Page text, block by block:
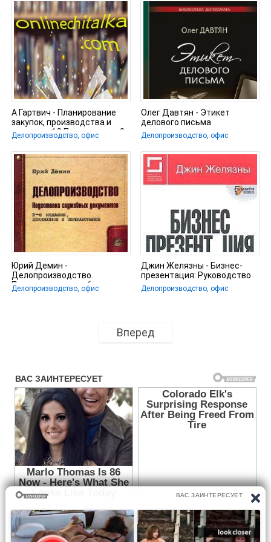
А Гартвич - Планирование
закупок, производства и
продаж в 1С:Предприятие 8
Делопроизводство, офис
Олег Давтян - Этикет
делового письма
Делопроизводство, офис
Юрий Демин -
Делопроизводство.
Подготовка служебных
документов
Делопроизводство, офис
Джин Желязны - Бизнес-
презентация: Руководство
по подготовке и проведению
Делопроизводство, офис
Вперед